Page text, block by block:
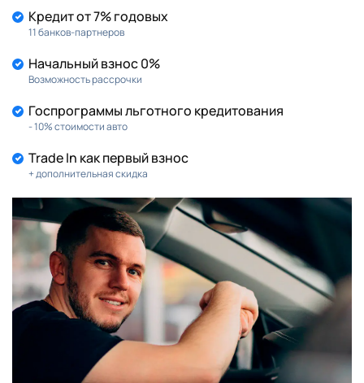
Кредит от 7% годовых
11 банков-партнеров
Начальный взнос 0%
Возможность рассрочки
Госпрограммы льготного кредитования
- 10% стоимости авто
Trade In как первый взнос
+ дополнительная скидка